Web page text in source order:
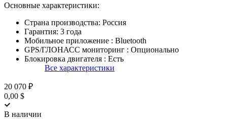
Основные характеристики:
Страна производства: Россия
Гарантия: 3 года
Мобильное приложение : Bluetooth
GPS/ГЛОНАСС мониторинг : Опционально
Блокировка двигателя : Есть
Все характеристики
20 070 ₽
0,00 $
В наличии